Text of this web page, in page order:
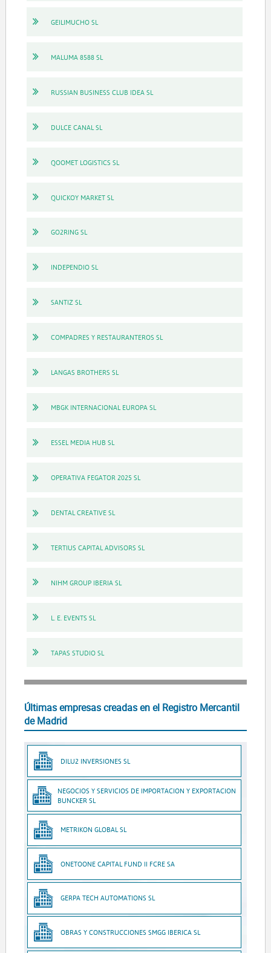
GEILIMUCHO SL
MALUMA 8588 SL
RUSSIAN BUSINESS CLUB IDEA SL
DULCE CANAL SL
QOOMET LOGISTICS SL
QUICKOY MARKET SL
GO2RING SL
INDEPENDIO SL
SANTIZ SL
COMPADRES Y RESTAURANTEROS SL
LANGAS BROTHERS SL
MBGK INTERNACIONAL EUROPA SL
ESSEL MEDIA HUB SL
OPERATIVA FEGATOR 2025 SL
DENTAL CREATIVE SL
TERTIUS CAPITAL ADVISORS SL
NIHM GROUP IBERIA SL
L. E. EVENTS SL
TAPAS STUDIO SL
Últimas empresas creadas en el Registro Mercantil
de Madrid
DILU2 INVERSIONES SL
NEGOCIOS Y SERVICIOS DE IMPORTACION Y EXPORTACION
BUNCKER SL
METRIKON GLOBAL SL
ONETOONE CAPITAL FUND II FCRE SA
GERPA TECH AUTOMATIONS SL
OBRAS Y CONSTRUCCIONES SMGG IBERICA SL